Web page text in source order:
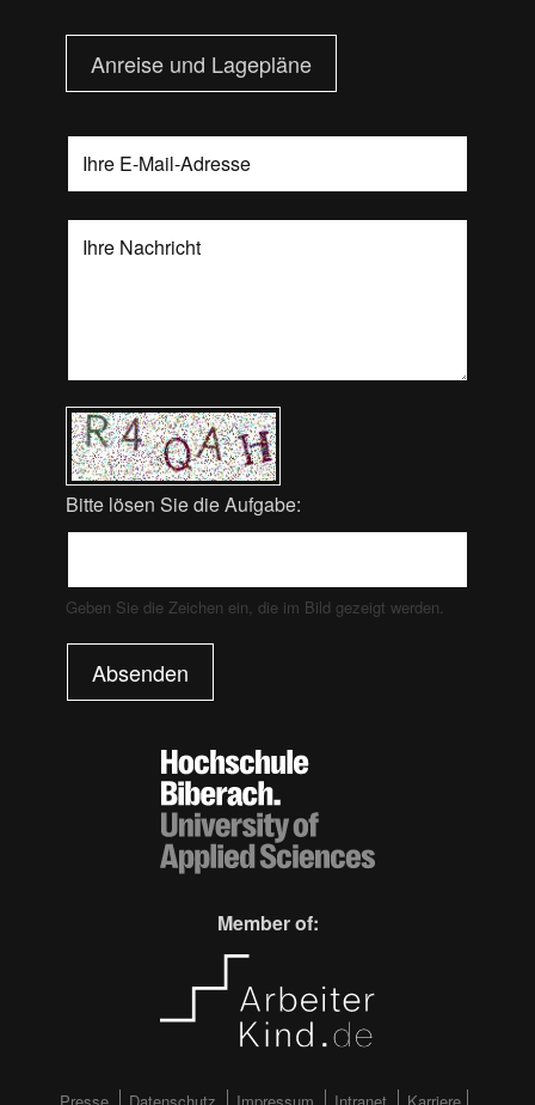
Anreise und Lagepläne
Bitte lösen Sie die Aufgabe:
Geben Sie die Zeichen ein, die im Bild gezeigt werden.
Absenden
Member of:
Presse Datenschutz Impressum Intranet Karriere